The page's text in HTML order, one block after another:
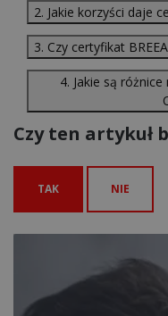
2. Jakie korzyści daje
3. Czy certyfikat
4. Jakie są
Czy ten artykuł
TAK NIE